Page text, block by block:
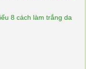
8 cách làm trắng da